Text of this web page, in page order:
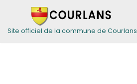
Aller
Site officiel de la commune de Courlans